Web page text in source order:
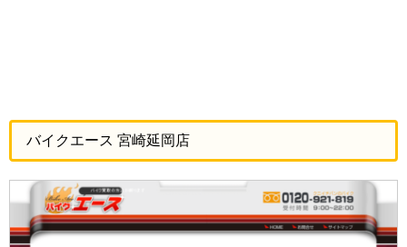
バイクエース 宮崎延岡店